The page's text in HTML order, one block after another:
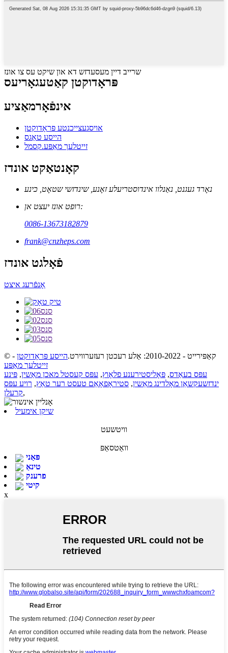
שרייב דיין מעסעדזש דא און שיקט עס צו אונז
פּראָדוקטן קאַטעגאָריעס
אינפֿאָרמאַציע
אויסגעצייכנטע פּראָדוקטן
הייסע טאַגס
זייטלעך מאַפּע.קסמל
קאָנטאַקט אונדז
נאָרד געגנט, נאַנלוו אינדוסטריעלע זאָנע, שינדזשי שטאָט, כינע
רופט אונז יעצט אן:
0086-13673182879
frank@cnzheps.com
פֿאָלגט אונדז
אָנפֿרעג איצט
© קאַפּירייט - 2010-2022: אַלע רעכטן רעזערווירט. הייסע פּראָדוקטן -
זייטלעך מאַפּע
עפּס בעאַדס, פּאָליסטירענע פלאָוץ, עפּס קעסטל מאכן מאַשין, פּינע
ינדזשעקשאַן מאָלדינג מאַשין, סטיראָפאָאַם טעסט רער טאַץ, רויע עפּס
קרעלן,
שיקן אימעיל
וויטשעט
וואַטסאַפּ
פּאַני
טינאַ
פרענק
קיטי
x